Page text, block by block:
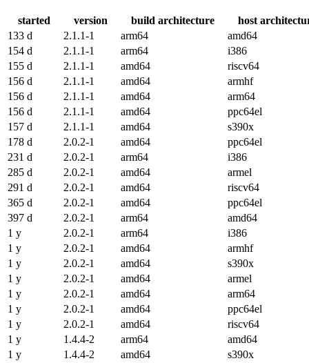
started version build architecture
host
133 d
2.1.1-1 arm64
amd64
154 d
2.1.1-1 arm64
i386
155 d
2.1.1-1 amd64
riscv64
156 d
2.1.1-1 amd64
armhf
156 d
2.1.1-1 amd64
arm64
156 d
2.1.1-1 amd64
ppc64el
157 d
2.1.1-1 amd64
s390x
178 d
2.0.2-1 amd64
ppc64el
231 d
2.0.2-1 arm64
i386
285 d
2.0.2-1 amd64
armel
291 d
2.0.2-1 amd64
riscv64
365 d
2.0.2-1 amd64
ppc64el
397 d
2.0.2-1 arm64
amd64
1 y
2.0.2-1 arm64
i386
1 y
2.0.2-1 amd64
armhf
1 y
2.0.2-1 amd64
s390x
1 y
2.0.2-1 amd64
armel
1 y
2.0.2-1 amd64
arm64
1 y
2.0.2-1 amd64
ppc64el
1 y
2.0.2-1 amd64
riscv64
1 y
1.4.4-2 arm64
amd64
1 y
1.4.4-2 amd64
s390x